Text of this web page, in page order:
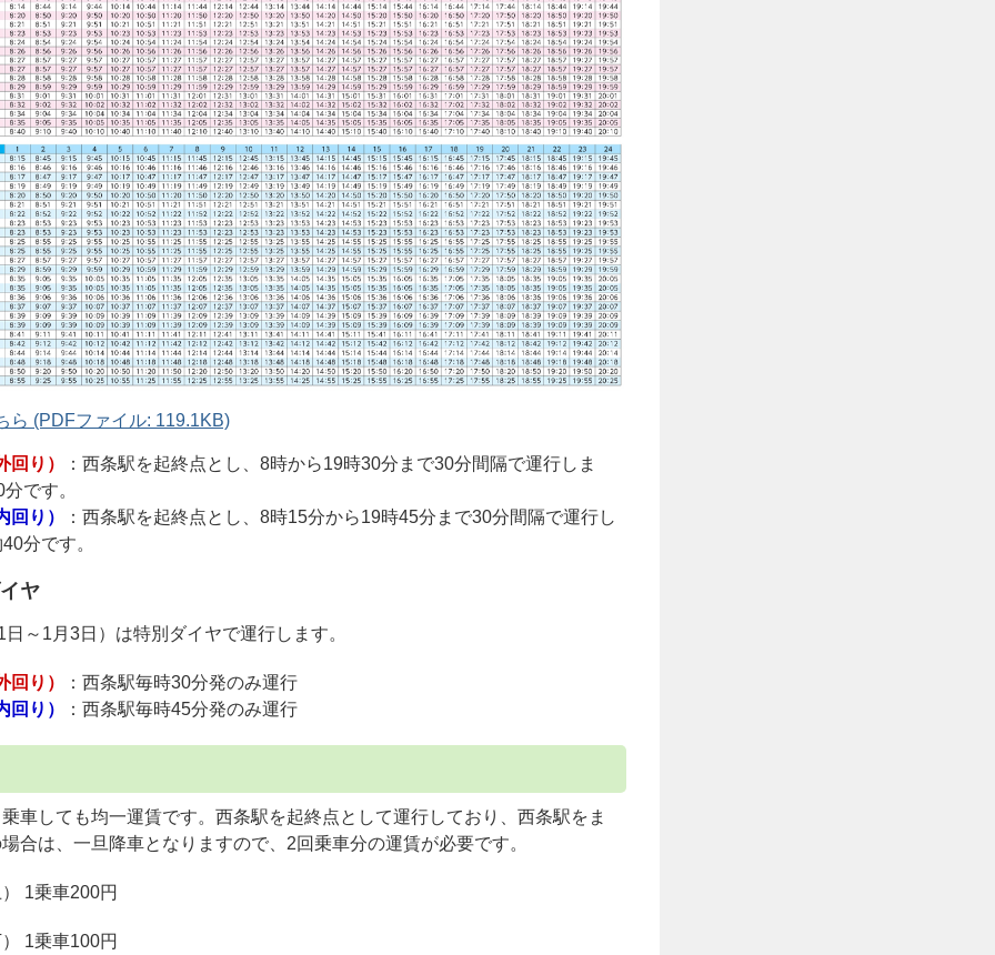
ら (PDFファイル: 119.1KB)
回り）
：西条駅を起終点とし、8時から19時30分まで30分間隔で運行しま
です。
回り）
：西条駅を起終点とし、8時15分から19時45分まで30分間隔で運行し
分です。
ヤ
～1月3日）は特別ダイヤで運行します。
回り）
：西条駅毎時30分発のみ運行
回り）
：西条駅毎時45分発のみ運行
車しても均一運賃です。西条駅を起終点として運行しており、西条駅をま
合は、一旦降車となりますので、2回乗車分の運賃が必要です。
1乗車200円
1乗車100円